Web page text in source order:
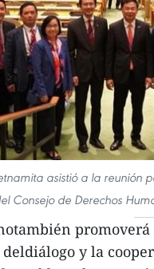
asistió a la reunión
Consejo de Derechos
deldiálogo y la